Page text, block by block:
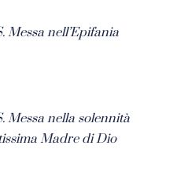
Messa nell’Epifania
Messa nella solennità
Madre di Dio